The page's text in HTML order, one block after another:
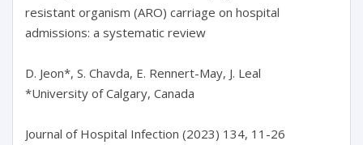
resistant organism (ARO) carriage on hospital
admissions: a systematic review
D. Jeon*, S. Chavda, E. Rennert-May, J. Leal
*University of Calgary, Canada
Journal of Hospital Infection (2023) 134, 11-26